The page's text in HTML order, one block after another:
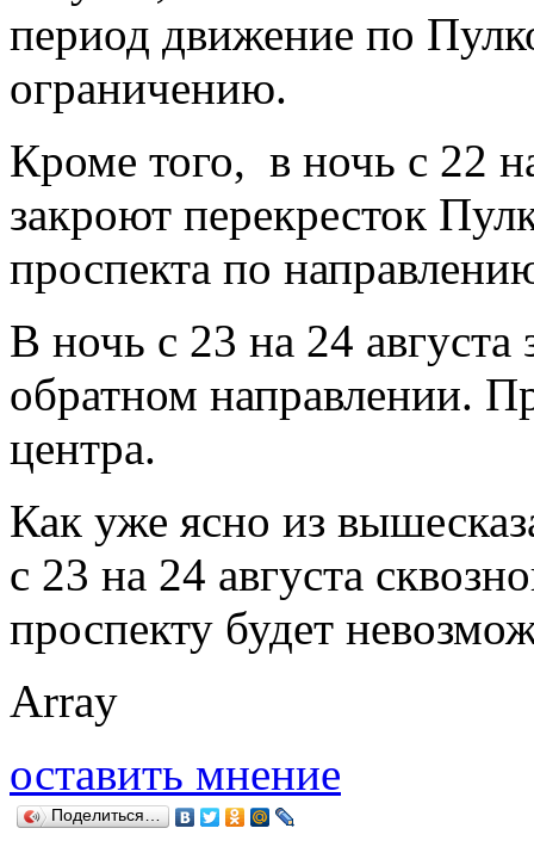
период движение по
ограничению.
Кроме того, в ночь с 22
закроют перекресток
проспекта по
В ночь с 23 на 24
обратном направлении.
центра.
Как уже ясно из
с 23 на 24 августа
проспекту будет
Array
оставить мнение
Поделиться…